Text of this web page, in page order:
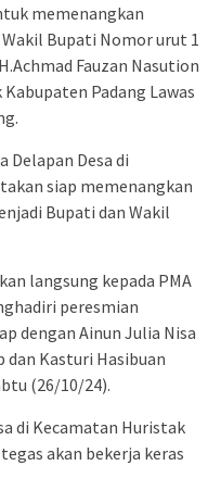
memenangkan
Bupati Nomor urut 1
Fauzan Nasution
Padang Lawas
Desa di
siap memenangkan
Bupati dan Wakil
langsung kepada PMA
peresmian
dengan Ainun Julia Nisa
dan Kasturi Hasibuan
(26/10/24).
di Kecamatan Huristak
akan bekerja keras